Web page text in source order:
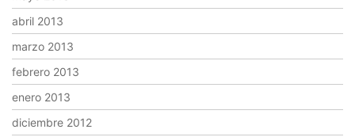
abril 2013
marzo 2013
febrero 2013
enero 2013
diciembre 2012